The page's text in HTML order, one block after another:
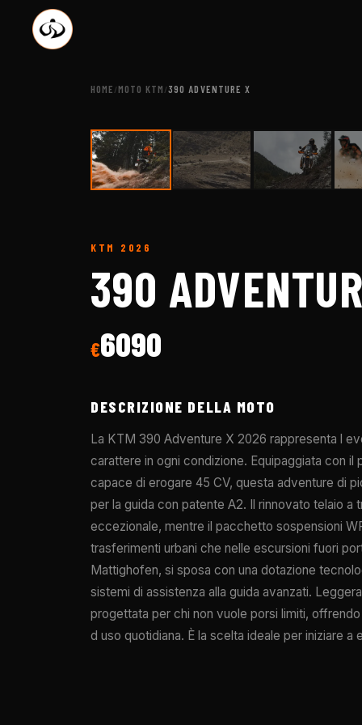
HOME /MOTO KTM /390 ADVENTURE X
KTM 2026
390
€6090
DESCRIZIONE DELLA MOTO
La KTM 390 Adventure X 2026 rappresenta l
carattere in ogni condizione. Equipaggiata con
capace di erogare 45 CV, questa adventure di
per la guida con patente A2. Il rinnovato telaio
eccezionale, mentre il pacchetto sospensioni
trasferimenti urbani che nelle escursioni fuori
Mattighofen, si sposa con una dotazione
sistemi di assistenza alla guida avanzati.
progettata per chi non vuole porsi limiti,
d uso quotidiana. È la scelta ideale per iniziare